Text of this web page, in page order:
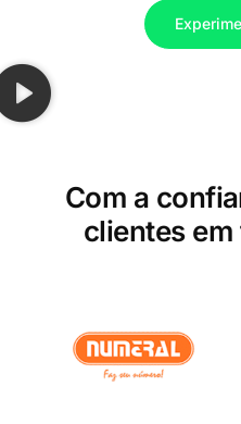
Com a
clientes